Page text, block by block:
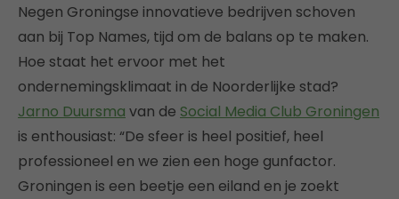
Negen Groningse innovatieve bedrijven schoven
aan bij Top Names, tijd om de balans op te maken.
Hoe staat het ervoor met het
ondernemingsklimaat in de Noorderlijke stad?
Jarno Duursma van de Social Media Club Groningen
is enthousiast: “De sfeer is heel positief, heel
professioneel en we zien een hoge gunfactor.
Groningen is een beetje een eiland en je zoekt